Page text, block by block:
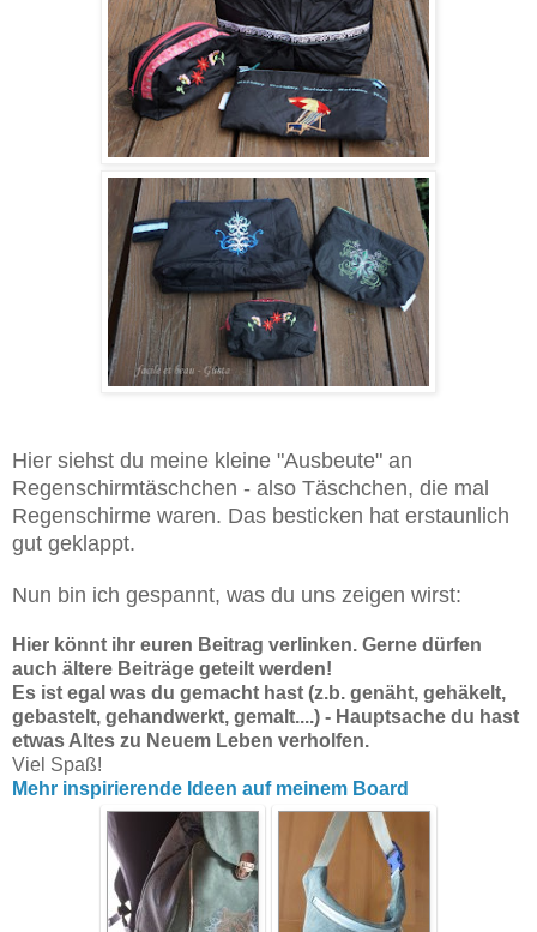
Hier siehst du meine kleine "Ausbeute" an
Regenschirmtäschchen - also Täschchen, die mal
Regenschirme waren. Das besticken hat erstaunlich
gut geklappt.
Nun bin ich gespannt, was du uns zeigen wirst:
Hier könnt ihr euren Beitrag verlinken. Gerne dürfen
auch ältere Beiträge geteilt werden!
Es ist egal was du gemacht hast (z.b. genäht, gehäkelt,
gebastelt, gehandwerkt, gemalt....) - Hauptsache du hast
etwas Altes zu Neuem Leben verholfen.
Viel Spaß!
Mehr inspirierende Ideen auf meinem Board